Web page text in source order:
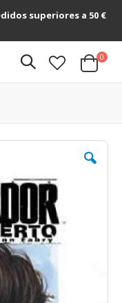
superiores a 50 €
Cart
0